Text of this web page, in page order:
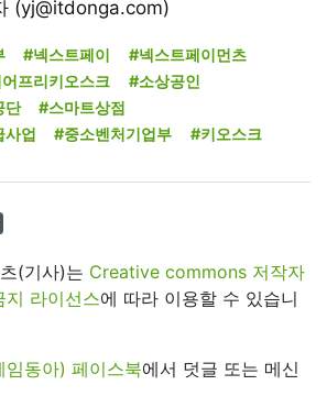
(yj@itdonga.com)
#넥스트페이
#넥스트페이먼츠
프리키오스크
#소상공인
단
#스마트상점
사업
#중소벤처기업부 #키오스크
(기사)는 Creative commons 저작자
지 라이선스에 따라 이용할 수 있습니
임동아) 페이스북에서 덧글 또는 메신